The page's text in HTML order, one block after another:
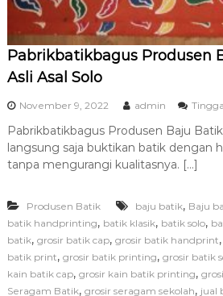
Pabrikbatikbagus Produsen
Asli Asal Solo
November 9, 2022 admin
Pabrikbatikbagus Produsen Baju
langsung saja buktikan batik dengan
tanpa mengurangi kualitasnya. […]
Produsen Batik baju batik, Baju
batik handprinting, batik klasik, batik solo,
batik, grosir batik cap, grosir batik handprint,
batik print, grosir batik printing, grosir batik
kain batik cap, grosir kain batik printing,
Seragam Batik, grosir seragam sekolah, jual